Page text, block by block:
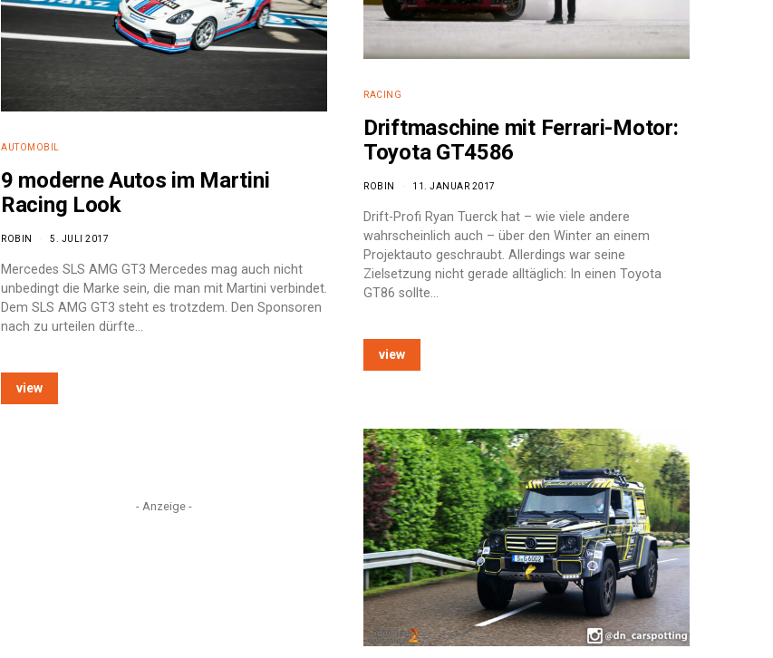
AUTOMOBIL
9 moderne Autos im Martini
Racing Look
ROBIN 5. JULI 2017
Mercedes SLS AMG GT3 Mercedes mag auch nicht
unbedingt die Marke sein, die man mit Martini verbindet.
Dem SLS AMG GT3 steht es trotzdem. Den Sponsoren
nach zu urteilen dürfte…
view
- Anzeige -
RACING
Driftmaschine mit Ferrari-Motor:
Toyota GT4586
ROBIN 11. JANUAR 2017
Drift-Profi Ryan Tuerck hat – wie viele andere
wahrscheinlich auch – über den Winter an einem
Projektauto geschraubt. Allerdings war seine
Zielsetzung nicht gerade alltäglich: In einen Toyota
GT86 sollte…
view